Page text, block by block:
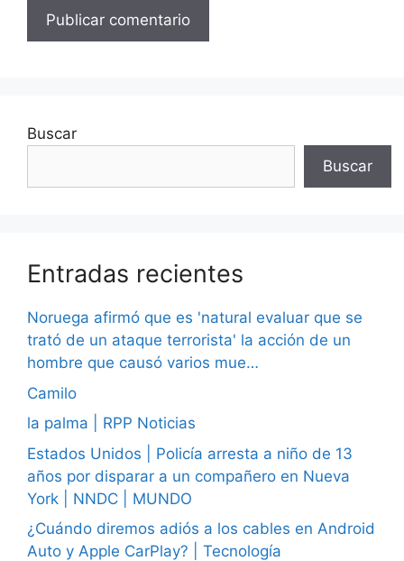
Buscar
Buscar
Entradas recientes
Noruega afirmó que es 'natural evaluar que se
trató de un ataque terrorista' la acción de un
hombre que causó varios mue…
Camilo
la palma | RPP Noticias
Estados Unidos | Policía arresta a niño de 13
años por disparar a un compañero en Nueva
York | NNDC | MUNDO
¿Cuándo diremos adiós a los cables en Android
Auto y Apple CarPlay? | Tecnología